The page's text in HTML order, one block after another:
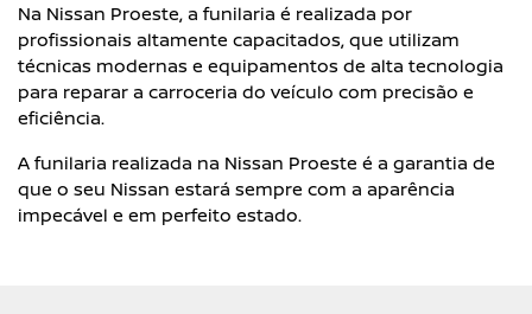
Na Nissan Proeste, a funilaria é realizada por
profissionais altamente capacitados, que utilizam
técnicas modernas e equipamentos de alta tecnologia
para reparar a carroceria do veículo com precisão e
eficiência.
A funilaria realizada na Nissan Proeste é a garantia de
que o seu Nissan estará sempre com a aparência
impecável e em perfeito estado.